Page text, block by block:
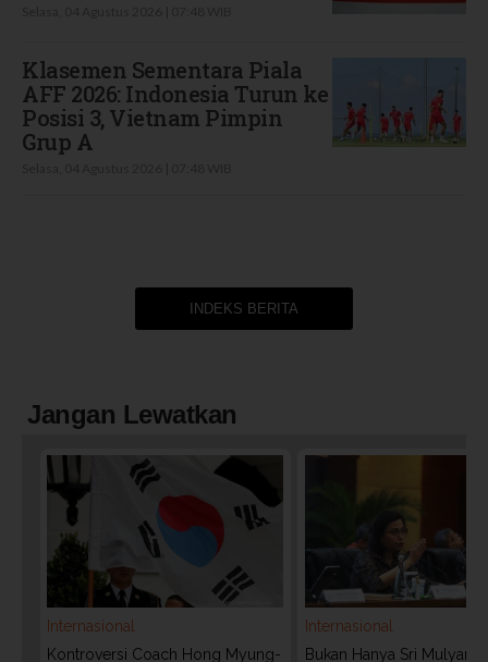
Klasemen Sementara Piala
AFF 2026: Indonesia Turun ke
Posisi 3, Vietnam Pimpin
Grup A
INDEKS BERITA
Jangan Lewatkan
Internasional
Kontroversi Coach Hong Myung-
Internasional
Bukan Hanya Sri Mulyani,